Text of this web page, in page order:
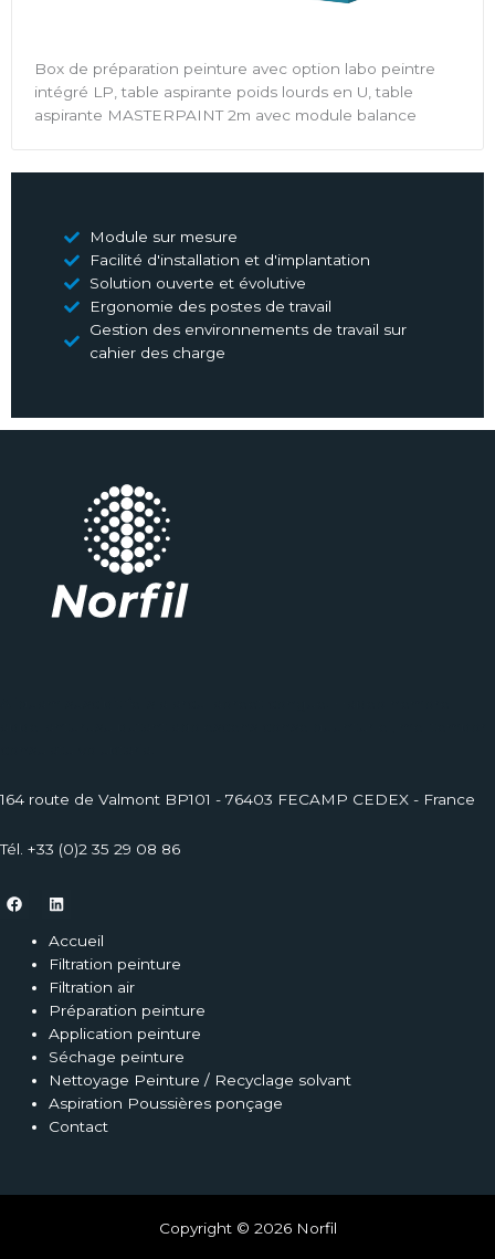
Box de préparation peinture avec option labo peintre
intégré LP, table aspirante poids lourds en U, table
aspirante MASTERPAINT 2m avec module balance
Module sur mesure
Facilité d'installation et d'implantation
Solution ouverte et évolutive
Ergonomie des postes de travail
Gestion des environnements de travail sur
cahier des charge
164 route de Valmont BP101 - 76403 FECAMP CEDEX - France
Tél. +33 (0)2 35 29 08 86
Accueil
Filtration peinture
Filtration air
Préparation peinture
Application peinture
Séchage peinture
Nettoyage Peinture / Recyclage solvant
Aspiration Poussières ponçage
Contact
Copyright © 2026 Norfil